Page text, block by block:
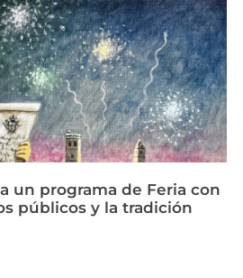
un programa de Feria con
públicos y la tradición